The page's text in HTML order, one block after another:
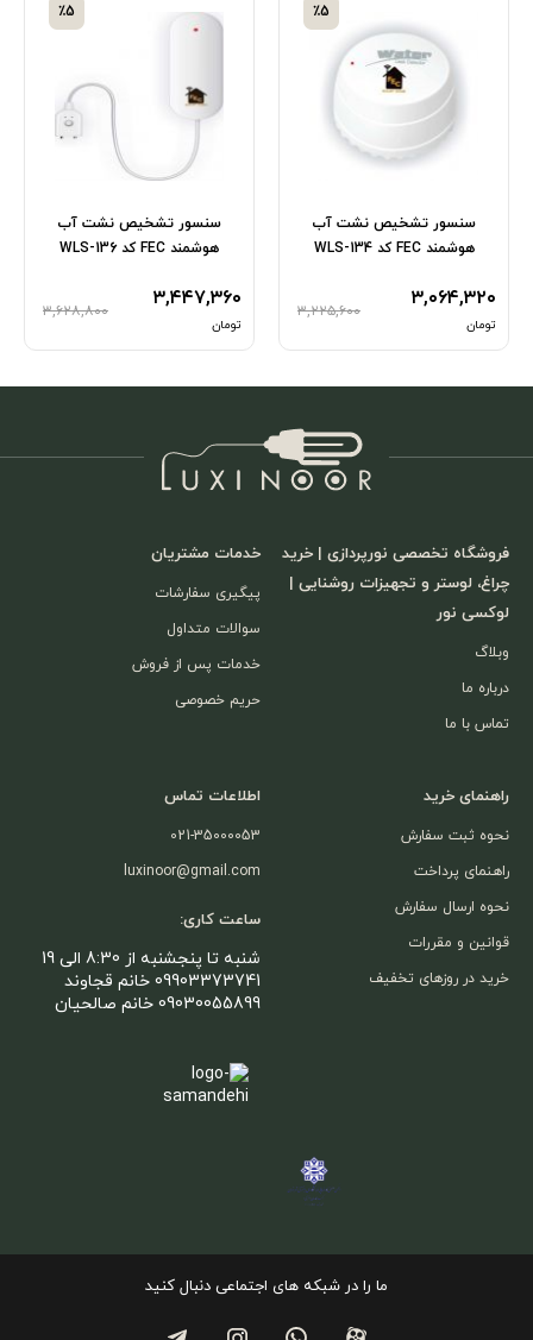
سنسور تشخیص نشت آب
هوشمند FEC کد 134-WLS
۳,۰۶۴,۳۲۰
تومان
۳,۲۲۵,۶۰۰
٪5
سنسور تشخیص نشت آب
هوشمند FEC کد 136-WLS
۳,۴۴۷,۳۶۰
تومان
۳,۶۲۸,۸۰۰
٪5
فروشگاه تخصصی نورپردازی | خرید
چراغ، لوستر و تجهیزات روشنایی |
لوکسی نور
وبلاگ
درباره ما
تماس با ما
خدمات مشتریان
پیگیری سفارشات
سوالات متداول
خدمات پس از فروش
حریم خصوصی
راهنمای خرید
نحوه ثبت سفارش
راهنمای پرداخت
نحوه ارسال سفارش
قوانین و مقررات
خرید در روزهای تخفیف
اطلاعات تماس
021-35000053
luxinoor@gmail.com
ساعت کاری:
شنبه تا پنجشنبه از 8:30 الی 19
09903373741 خانم قجاوند
09030055899 خانم صالحیان
ما را در شبکه های اجتماعی دنبال کنید